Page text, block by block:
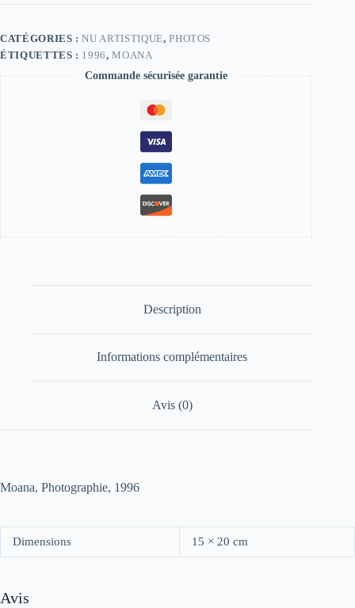
CATÉGORIES :NU ARTISTIQUE,PHOTOS
ÉTIQUETTES : 1996,MOANA
Commande sécurisée garantie
Description
Informations complémentaires
Avis (0)
Moana, Photographie, 1996
Dimensions 15 × 20 cm
Avis